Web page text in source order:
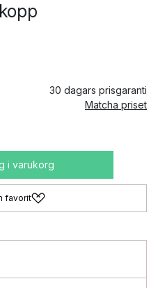
30 dagars prisgaranti
Matcha priset
i varukorg
favorit